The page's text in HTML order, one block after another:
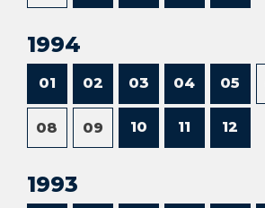
1994
01 02 03 04 05
08 09 10 11 12
1993